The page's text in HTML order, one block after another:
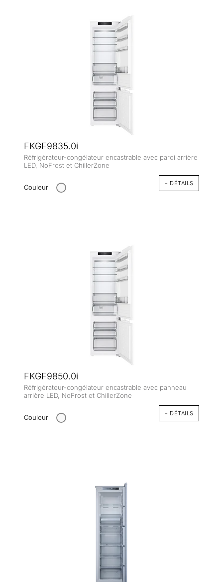
FKGF9835.0i
Réfrigérateur-congélateur encastrable avec paroi arrière
LED, NoFrost et ChillerZone
Couleur + DÉTAILS
FKGF9850.0i
Réfrigérateur-congélateur encastrable avec panneau
arrière LED, NoFrost et ChillerZone
Couleur + DÉTAILS